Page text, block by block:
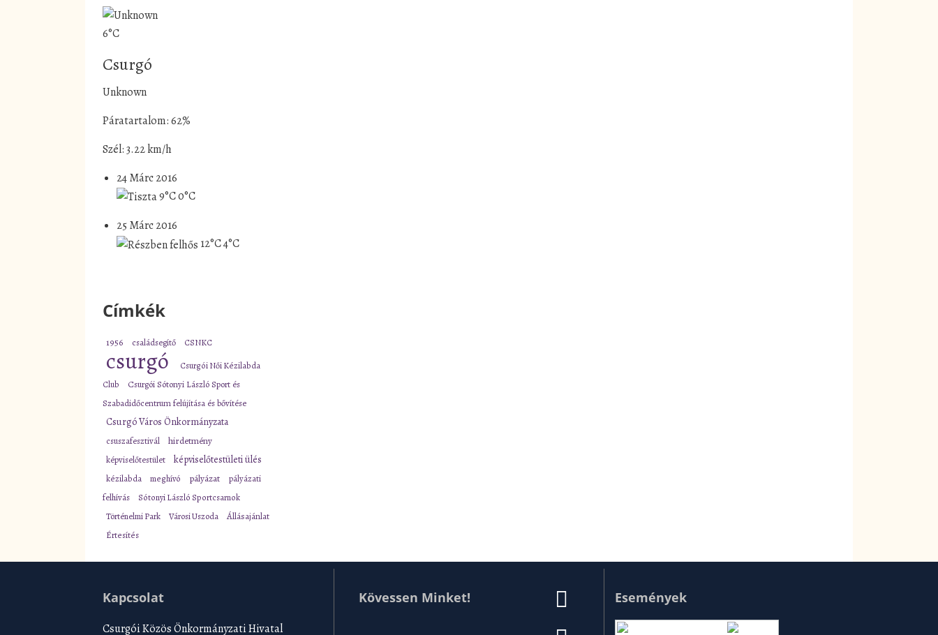
6°C
Csurgó
Unknown
Páratartalom: 62%
Szél: 3.22 km/h
24 Márc 2016
9°C0°C
25 Márc 2016
12°C4°C
Címkék
1956 családsegítő CSNKC
csurgó
Csurgói Női Kézilabda
Club
Csurgói Sótonyi László Sport és
Szabadidőcentrum felújítása és bővítése
Csurgó Város Önkormányzata
csuszafesztivál hirdetmény
képviselőtestület képviselőtestületi ülés
kézilabda meghívó pályázat
pályázati
felhívás
Sótonyi László Sportcsarnok
Történelmi Park
Városi Uszoda
Állásajánlat
Értesítés
Kapcsolat
Csurgói Közös Önkormányzati Hivatal
Kövessen Minket! Események